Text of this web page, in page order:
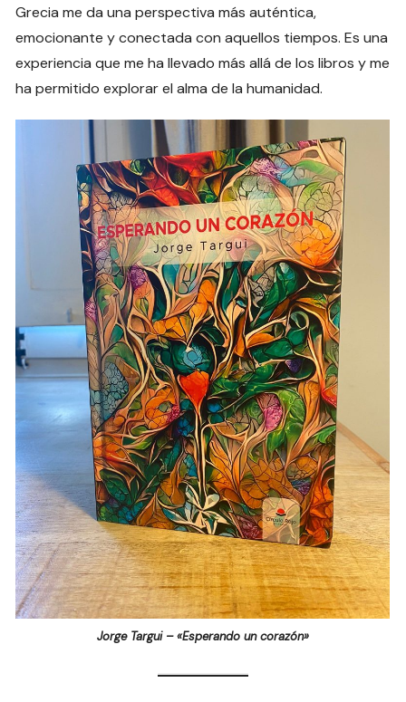
Grecia me da una perspectiva más auténtica,
emocionante y conectada con aquellos tiempos. Es una
experiencia que me ha llevado más allá de los libros y me
ha permitido explorar el alma de la humanidad.
Jorge Targui – «Esperando un corazón»